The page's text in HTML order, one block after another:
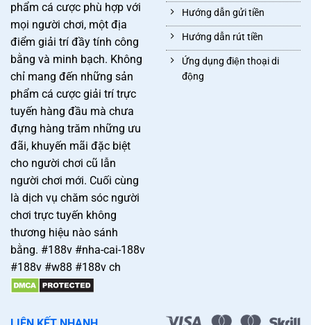
phẩm cá cược phù hợp với
mọi người chơi, một địa
điểm giải trí đầy tính công
bằng và minh bạch. Không
chỉ mang đến những sản
phẩm cá cược giải trí trực
tuyến hàng đầu mà chưa
đựng hàng trăm những ưu
đãi, khuyến mãi đặc biệt
cho người chơi cũ lẫn
người chơi mới. Cuối cùng
là dịch vụ chăm sóc người
chơi trực tuyến không
thương hiệu nào sánh
bằng. #188v #nha-cai-188v
#188v #w88 #188v ch
Hướng dẫn gửi tiền
Hướng dẫn rút tiền
Ứng dụng điện thoại di
động